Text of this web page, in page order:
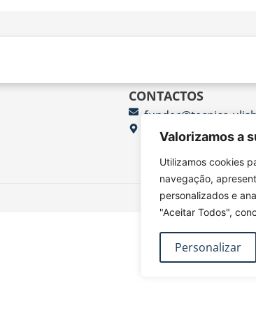
Valorizamos a
Utilizamos cookies
navegação,
personalizados e
"Aceitar Todos",
Personalizar
CONTACTOS
FUNDEC - IST - DECivil
Av. Rovisco Pais,